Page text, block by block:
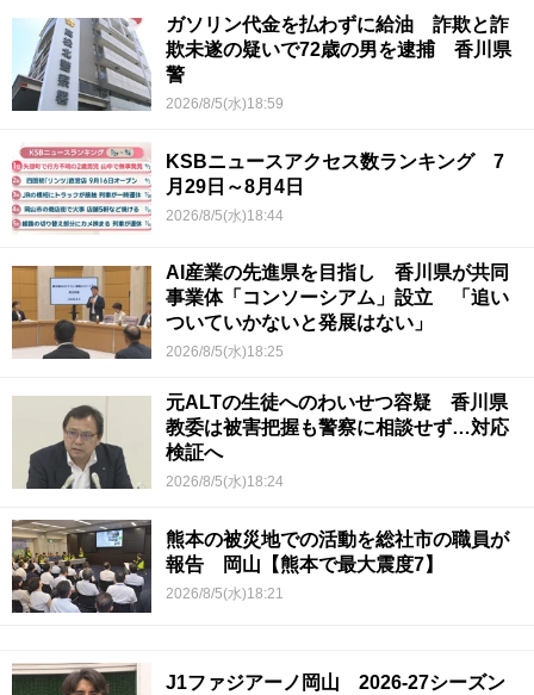
ガソリン代金を払わずに給油 詐欺と詐
欺未遂の疑いで72歳の男を逮捕 香川県
警
2026/8/5(水)18:59
KSBニュースアクセス数ランキング 7
月29日～8月4日
2026/8/5(水)18:44
AI産業の先進県を目指し 香川県が共同
事業体「コンソーシアム」設立 「追い
ついていかないと発展はない」
2026/8/5(水)18:25
元ALTの生徒へのわいせつ容疑 香川県
教委は被害把握も警察に相談せず…対応
検証へ
2026/8/5(水)18:24
熊本の被災地での活動を総社市の職員が
報告 岡山【熊本で最大震度7】
2026/8/5(水)18:21
J1ファジアーノ岡山 2026-27シーズン